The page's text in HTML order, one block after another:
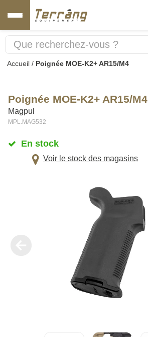
Accueil / Poignée MOE-K2+ AR15/M4
Poignée MOE-K2+ AR15/M4
Magpul
MPL.MAG532
En stock
Voir le stock des magasins